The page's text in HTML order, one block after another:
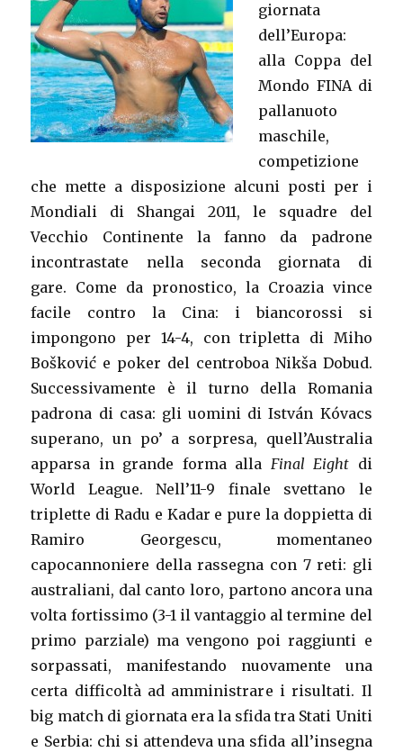
giornata
dell’Europa:
alla Coppa del
Mondo FINA di
pallanuoto
maschile,
competizione
che mette a disposizione alcuni posti per i
Mondiali di Shangai 2011, le squadre del
Vecchio Continente la fanno da padrone
incontrastate nella seconda giornata di
gare. Come da pronostico, la Croazia vince
facile contro la Cina: i biancorossi si
impongono per 14-4, con tripletta di Miho
Bošković e poker del centroboa Nikša Dobud.
Successivamente è il turno della Romania
padrona di casa: gli uomini di István Kóvacs
superano, un po’ a sorpresa, quell’Australia
apparsa in grande forma alla Final Eight di
World League. Nell’11-9 finale svettano le
triplette di Radu e Kadar e pure la doppietta di
Ramiro Georgescu, momentaneo
capocannoniere della rassegna con 7 reti: gli
australiani, dal canto loro, partono ancora una
volta fortissimo (3-1 il vantaggio al termine del
primo parziale) ma vengono poi raggiunti e
sorpassati, manifestando nuovamente una
certa difficoltà ad amministrare i risultati. Il
big match di giornata era la sfida tra Stati Uniti
e Serbia: chi si attendeva una sfida all’insegna